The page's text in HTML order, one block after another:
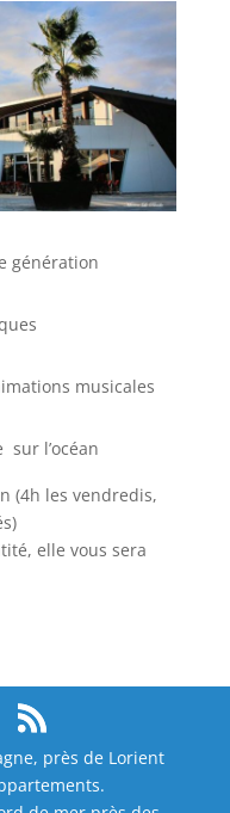
génération
musicales
sur l’océan
(4h les vendredis,
elle vous sera
près de Lorient